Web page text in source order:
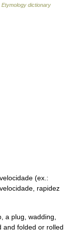
Etymology dictionary
(ex.:
rapidez
a plug, wadding,
and folded or rolled